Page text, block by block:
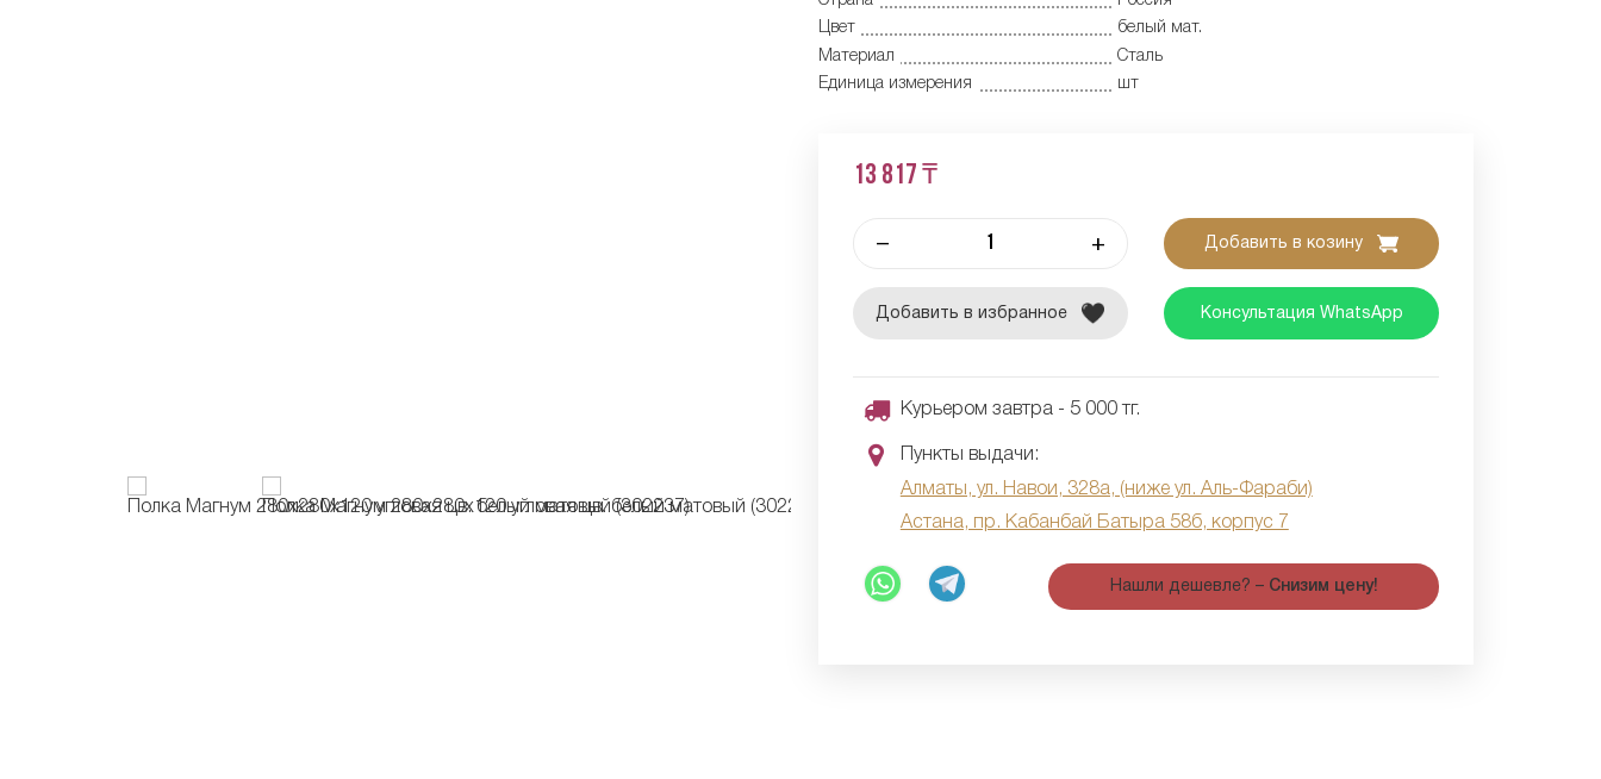
Цвет
белый мат.
Материал
Сталь
Единица измерения
шт
13 817 ₸
– + Добавить в козину
Добавить в избранное Консультация WhatsApp
Курьером завтра - 5 000 тг.
Пункты выдачи:
Алматы, ул. Навои, 328а, (ниже ул. Аль-Фараби)
Астана, пр. Кабанбай Батыра 58б, корпус 7
Нашли дешевле? – Снизим цену!